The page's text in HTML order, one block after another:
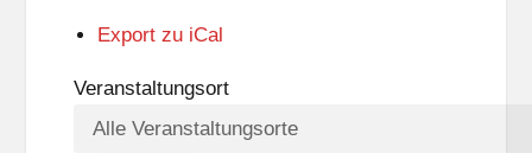
Export zu iCal
Veranstaltungsort